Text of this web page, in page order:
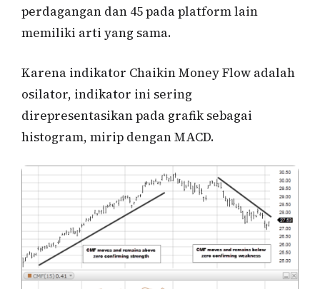
perdagangan dan 45 pada platform lain
memiliki arti yang sama.
Karena indikator Chaikin Money Flow adalah
osilator, indikator ini sering
direpresentasikan pada grafik sebagai
histogram, mirip dengan MACD.